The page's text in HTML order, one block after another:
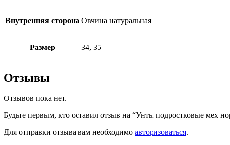
Внутренняя сторона Овчина натуральная
Размер 34, 35
Отзывы
Отзывов пока нет.
Будьте первым, кто оставил отзыв на “Унты подростковые мех
Для отправки отзыва вам необходимо авторизоваться.